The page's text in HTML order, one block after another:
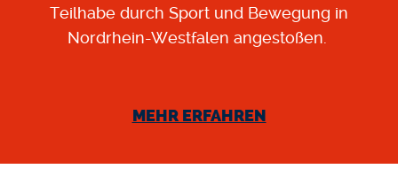
Teilhabe durch Sport und Bewegung in
Nordrhein-Westfalen angestoßen.
MEHR ERFAHREN